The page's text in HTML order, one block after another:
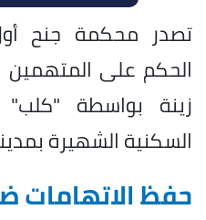
تصدر محكمة جنح أول
الحكم على المتهمين
زينة بواسطة
السكنية الشهيرة
حفظ الاتهامات